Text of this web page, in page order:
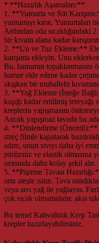
* **Hazırlık Aşamaları:**
1. **Yumurta ve Süt
yumurtayı kırın. Yumurtaları
Ardından oda sıcaklığındaki
bir kıvam alana kadar
2. **Un ve Tuz Ekleme:**
karışıma ekleyin. Unu
Bu, hamurun topaklanmasını
hamur elde edene kadar
akışkan bir muhallebi
3. **Yağ Ekleme (İsteğe
kaşığı kadar eritilmiş
kreplerin yapışmasını
Ancak yapışmaz tavada bu
4. **Dinlendirme (Önemli):**
streç filmle kapatarak
adım, unun sıvıyı daha iyi
pürüzsüz ve elastik olmasına
sırasında daha kolay şekil alır.
5. **Pişirme Tavası
orta ateşte ısıtın. Tava
veya sıvı yağ ile yağlayın.
çok sıcak olmamalıdır, aksi
Bu temel Kahvaltılık Krep
krepler hazırlayabilirsiniz.